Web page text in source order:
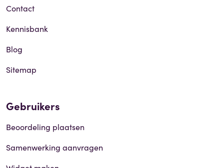
Contact
Kennisbank
Blog
Sitemap
Gebruikers
Beoordeling plaatsen
Samenwerking aanvragen